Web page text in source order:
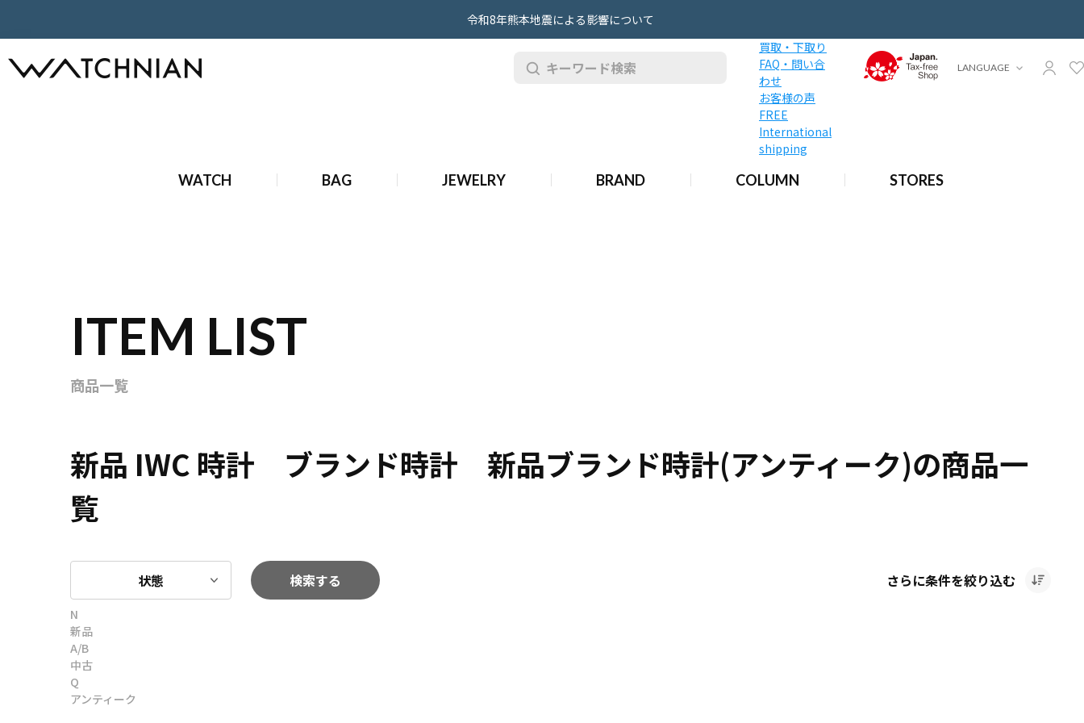
令和8年熊本地震による影響について
買取・下取り
FAQ・問い合
わせ
お客様の声
FREE
International
shipping
WATCH BAG JEWELRY BRAND COLUMN STORES
LANGUAGE
ITEM LIST
商品一覧
新品 IWC 時計 ブランド時計 新品ブランド時計(アンティーク)の商品一
覧
状態 検索する さらに条件を絞り込む
N
新品
A/B
中古
Q
アンティーク